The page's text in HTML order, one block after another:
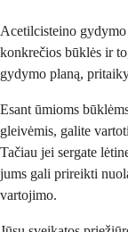
Acetilcisteino
konkrečios būklės ir
gydymo planą,
Esant ūmioms
gleivėmis, galite
Tačiau jei sergate
jums gali prireikti
vartojimo.